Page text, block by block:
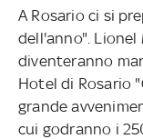
A Rosario ci si
dell'anno". Lionel
diventeranno
Hotel di Rosario
grande
cui godranno i